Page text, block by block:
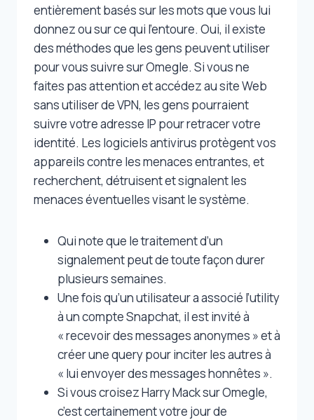
entièrement basés sur les mots que vous lui
donnez ou sur ce qui l’entoure. Oui, il existe
des méthodes que les gens peuvent utiliser
pour vous suivre sur Omegle. Si vous ne
faites pas attention et accédez au site Web
sans utiliser de VPN, les gens pourraient
suivre votre adresse IP pour retracer votre
identité. Les logiciels antivirus protègent vos
appareils contre les menaces entrantes, et
recherchent, détruisent et signalent les
menaces éventuelles visant le système.
Qui note que le traitement d’un
signalement peut de toute façon durer
plusieurs semaines.
Une fois qu’un utilisateur a associé l’utility
à un compte Snapchat, il est invité à
« recevoir des messages anonymes » et à
créer une query pour inciter les autres à
« lui envoyer des messages honnêtes ».
Si vous croisez Harry Mack sur Omegle,
c’est certainement votre jour de